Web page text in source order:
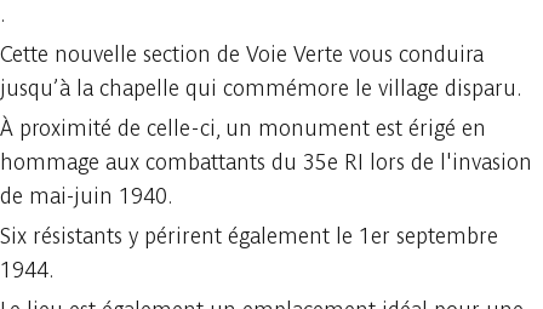
.
Cette nouvelle section de Voie Verte vous conduira
jusqu’à la chapelle qui commémore le village disparu.
À proximité de celle-ci, un monument est érigé en
hommage aux combattants du 35e RI lors de l'invasion
de mai-juin 1940.
Six résistants y périrent également le 1er septembre
1944.